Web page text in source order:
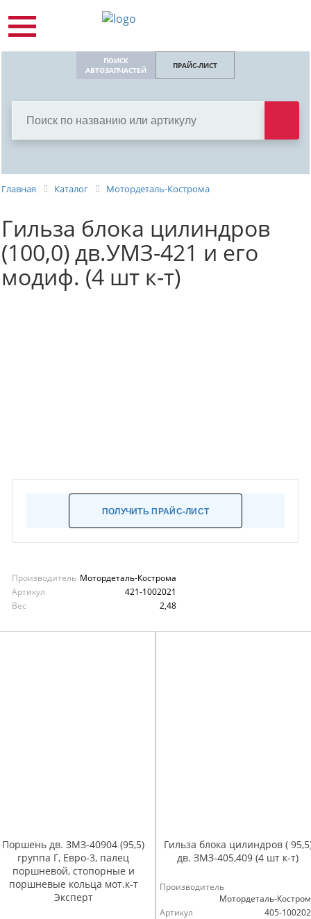
ПОИСК
АВТОЗАПЧАСТЕЙ
ПРАЙС-ЛИСТ
Главная Каталог Мотордеталь-Кострома
Гильза блока цилиндров
(100,0) дв.УМЗ-421 и его
модиф. (4 шт к-т)
ПОЛУЧИТЬ ПРАЙС-ЛИСТ
Производитель Мотордеталь-Кострома
Артикул
421-1002021
Вес
2,48
Поршень дв. ЗМЗ-40904 (95,5)
группа Г, Евро-3, палец
поршневой, стопорные и
поршневые кольца мот.к-т
Эксперт
Гильза блока цилиндров (
дв. ЗМЗ-405,409 (4 шт к-т)
Производитель
Мотордеталь-
Артикул
405-